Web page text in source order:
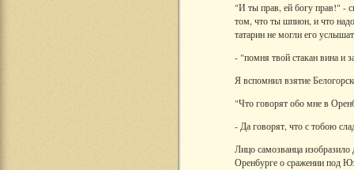
"И ты прав, ей богу прав!" -
том, что ты шпион, и что
татарин не могли его
- "помня твой стакан вина и
Я вспомнил взятие
"Что говорят обо мне в
- Да говорят, что с тобою
Лицо самозванца
Оренбурге о сражении под